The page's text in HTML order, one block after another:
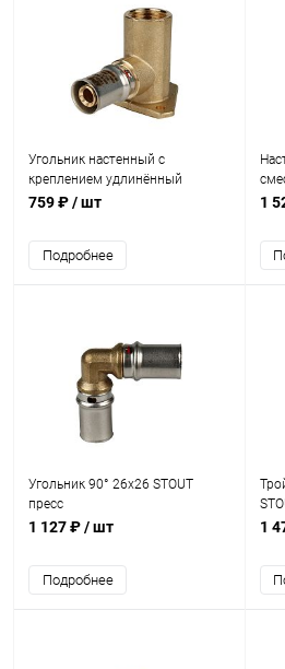
Угольник настенный с
креплением удлинённый
1/2"х16 STOUT пресс
759 ₽/ шт
Подробнее
1
Угольник 90° 26х26 STOUT
пресс
1 127 ₽/ шт
Подробнее
1